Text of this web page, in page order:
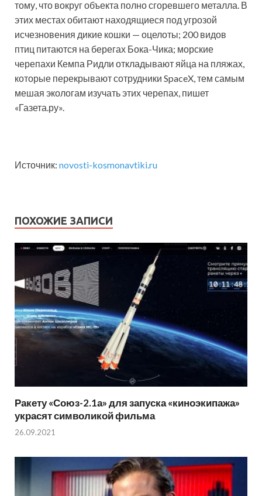
тому, что вокруг объекта полно сгоревшего металла. В
этих местах обитают находящиеся под угрозой
исчезновения дикие кошки — оцелоты; 200 видов
птиц питаются на берегах Бока-Чика; морские
черепахи Кемпа Ридли откладывают яйца на пляжах,
которые перекрывают сотрудники SpaceX, тем самым
мешая экологам изучать этих черепах, пишет
«Газета.ру».
Источник: novosti-kosmonavtiki.ru
ПОХОЖИЕ ЗАПИСИ
Ракету «Союз-2.1а» для запуска «киноэкипажа»
украсят символикой фильма
26.09.2021